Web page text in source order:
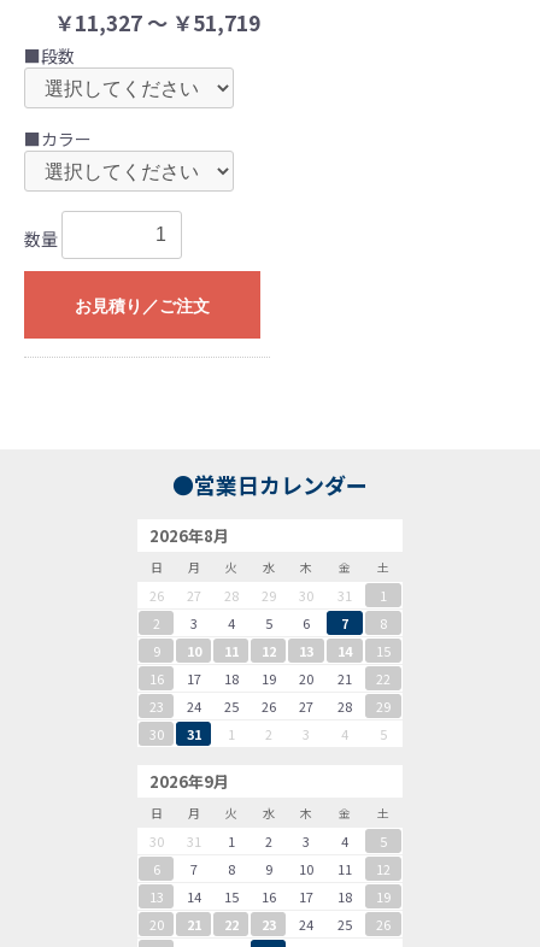
￥11,327 ～ ￥51,719
■段数
■カラー
数量
お見積り／ご注文
●営業日カレンダー
2026年8月
日 月 火 水 木 金 土
26 27 28 29 30 31
1
2
3 4 5 6 7
8
9
10 11 12 13 14
15
16
17 18 19 20 21
22
23
24 25 26 27 28
29
30
31 1 2 3 4 5
2026年9月
日 月 火 水 木 金 土
30 31 1 2 3 4
5
6
7 8 9 10 11
12
13
14 15 16 17 18
19
20
21 22 23 24 25
26